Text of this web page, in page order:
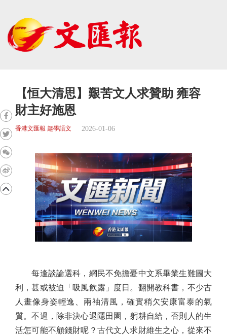
【恒大清思】艱苦文人求贊助 雍容
財主好施恩
香港文匯報 趣學語文 2026-01-06
每逢談論選科，網民不免擔憂中文系畢業生難圖大
利，甚或被迫「吸風飲露」度日。翻開教科書，不少古
人畫像身姿輕逸、兩袖清風，確實稍欠安康富泰的氣
質。不過，除非決心退隱田園，躬耕自給，否則人的生
活怎可能不顧錢財呢？古代文人求財維生之心，從來不